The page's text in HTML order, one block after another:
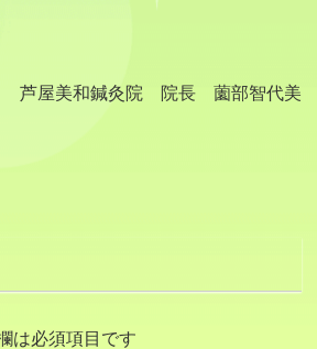
芦屋美和鍼灸院 院長 薗部智代美
は必須項目です